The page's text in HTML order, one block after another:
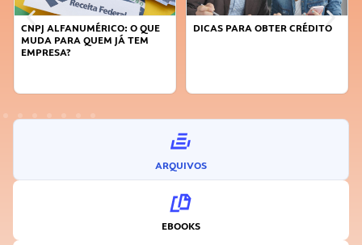
CNPJ ALFANUMÉRICO: O QUE
MUDA PARA QUEM JÁ TEM
EMPRESA?
DICAS PARA OBTER CRÉDITO
ARQUIVOS
EBOOKS